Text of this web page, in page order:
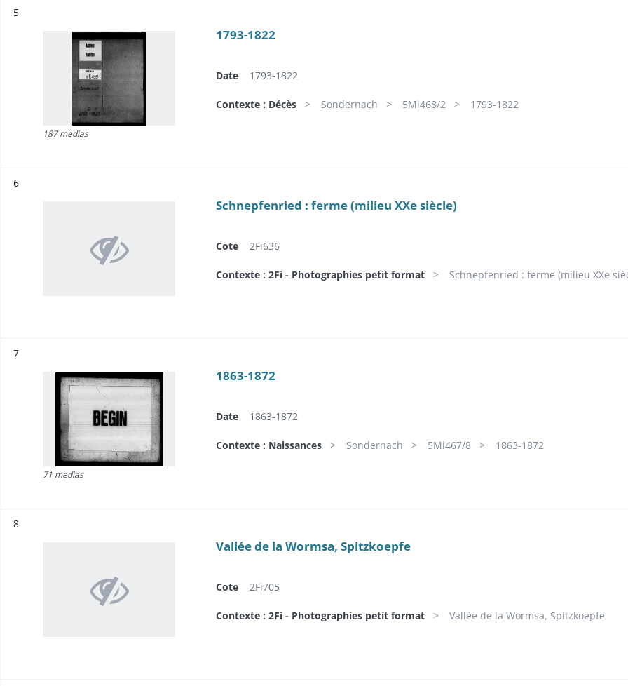
5
187 medias
1793-1822
Date 1793-1822
Contexte : Décès Sondernach 5Mi468/2 1793-1822
6
Schnepfenried : ferme (milieu XXe siècle)
Cote 2Fi636
Contexte : 2Fi - Photographies petit format Schnepfenried : ferme (milieu XXe
7
71 medias
1863-1872
Date 1863-1872
Contexte : Naissances Sondernach 5Mi467/8 1863-1872
8
Vallée de la Wormsa, Spitzkoepfe
Cote 2Fi705
Contexte : 2Fi - Photographies petit format Vallée de la Wormsa, Spitzkoepfe